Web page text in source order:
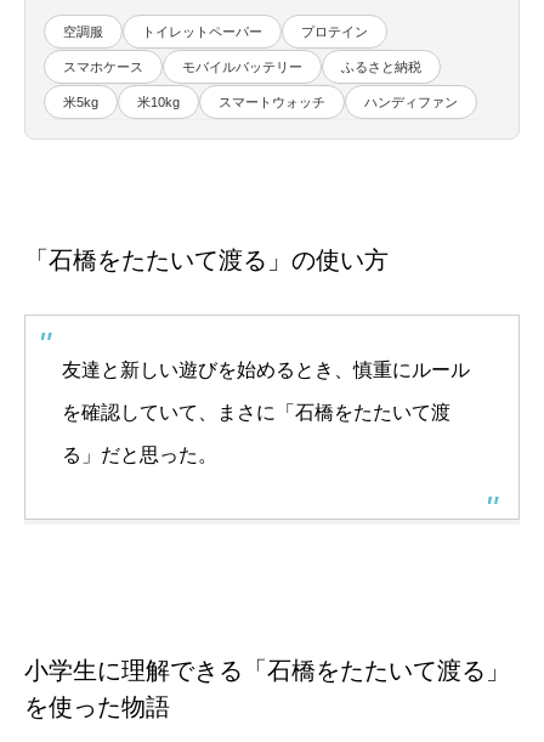
空調服 トイレットペーパー プロテイン
スマホケース モバイルバッテリー ふるさと納税
米5kg 米10kg スマートウォッチ ハンディファン
「石橋をたたいて渡る」の使い方
友達と新しい遊びを始めるとき、慎重にルール
を確認していて、まさに「石橋をたたいて渡
る」だと思った。
小学生に理解できる「石橋をたたいて渡る」
を使った物語